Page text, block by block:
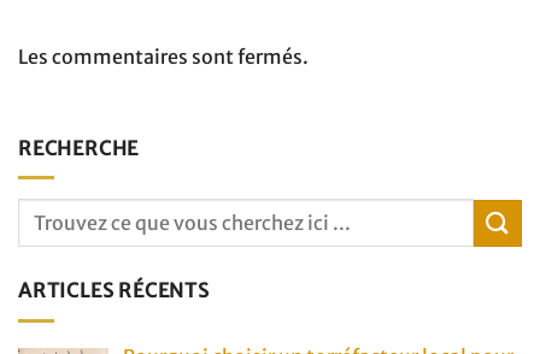
Les commentaires sont fermés.
RECHERCHE
ARTICLES RÉCENTS